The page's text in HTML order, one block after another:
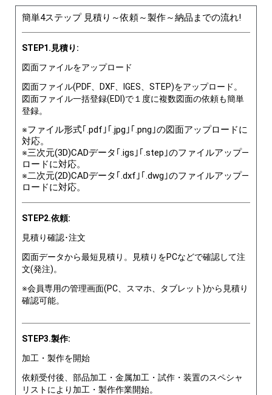
簡単4ステップ 見積り～依頼～製作～納品までの流れ!
STEP1.見積り:
図面ファイルをアップロード
図面ファイル(PDF、DXF、IGES、STEP)をアップロード。
図面ファイル一括登録(EDI)で１度に複数図面の依頼も簡単
登録。
※ファイル形式｢.pdf｣｢.jpg｣｢.png｣の図面アップロードに
対応。
※三次元(3D)CADデータ｢.igs｣｢.step｣のファイルアップ―
ロードに対応。
※二次元(2D)CADデータ｢.dxf｣｢.dwg｣のファイルアップ―
ロードに対応。
STEP2.依頼:
見積り確認･注文
図面データから最短見積り。見積りをPCなどで確認して注
文(発注)。
※会員専用の管理画面(PC、スマホ、タブレット)から見積り
確認可能。
STEP3.製作:
加工・製作を開始
依頼受付後、部品加工・金属加工・試作・装置のスペシャ
リストにより加工・製作作業開始。